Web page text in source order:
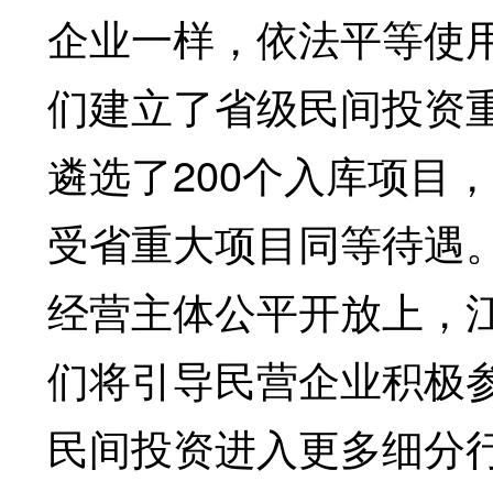
企业一样，依法平等使
们建立了省级民间投资
遴选了200个入库项目
受省重大项目同等待遇
经营主体公平开放上，
们将引导民营企业积极
民间投资进入更多细分